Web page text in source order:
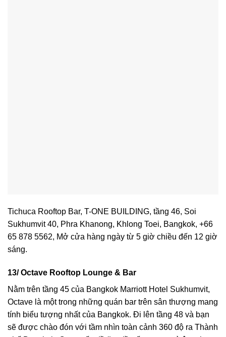
Tichuca Rooftop Bar, T-ONE BUILDING, tầng 46, Soi
Sukhumvit 40, Phra Khanong, Khlong Toei, Bangkok, +66
65 878 5562, Mở cửa hàng ngày từ 5 giờ chiều đến 12 giờ
sáng.
13/ Octave Rooftop Lounge & Bar
Nằm trên tầng 45 của Bangkok Marriott Hotel Sukhumvit,
Octave là một trong những quán bar trên sân thượng mang
tính biểu tượng nhất của Bangkok. Đi lên tầng 48 và bạn
sẽ được chào đón với tầm nhìn toàn cảnh 360 độ ra Thành